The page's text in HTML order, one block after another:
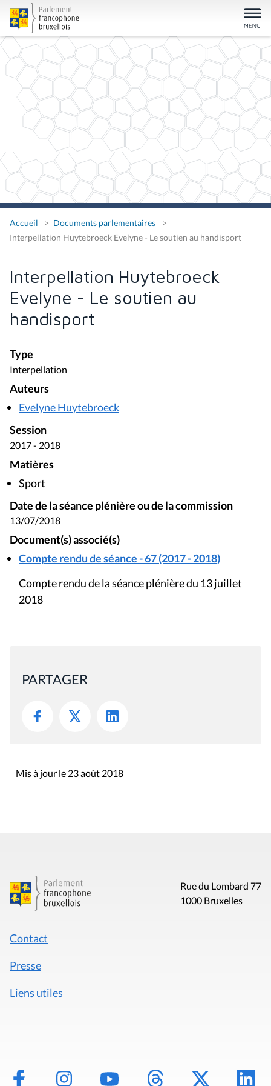
Accueil
Documents parlementaires
Interpellation Huytebroeck Evelyne - Le soutien au handisport
Interpellation Huytebroeck
Evelyne - Le soutien au
handisport
Type
Interpellation
Auteurs
Evelyne Huytebroeck
Session
2017 - 2018
Matières
Sport
Date de la séance plénière ou de la commission
13/07/2018
Document(s) associé(s)
Compte rendu de séance - 67 (2017 - 2018)
Compte rendu de la séance plénière du 13 juillet
2018
PARTAGER
Mis à jour le 23 août 2018
Rue du Lombard 77
1000 Bruxelles
Contact
Presse
Liens utiles